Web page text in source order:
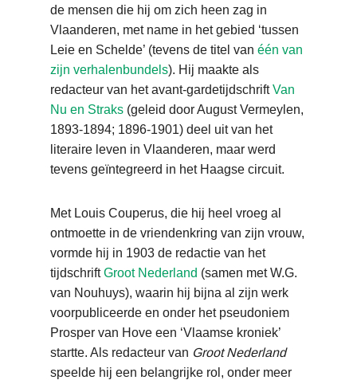
de mensen die hij om zich heen zag in
Vlaanderen, met name in het gebied ‘tussen
Leie en Schelde’ (tevens de titel van één van
zijn verhalenbundels). Hij maakte als
redacteur van het avant-gardetijdschriftVan
Nu en Straks (geleid door August Vermeylen,
1893-1894; 1896-1901) deel uit van het
literaire leven in Vlaanderen, maar werd
tevens geïntegreerd in het Haagse circuit.
Met Louis Couperus, die hij heel vroeg al
ontmoette in de vriendenkring van zijn vrouw,
vormde hij in 1903 de redactie van het
tijdschriftGroot Nederland (samen met W.G.
van Nouhuys), waarin hij bijna al zijn werk
voorpubliceerde en onder het pseudoniem
Prosper van Hove een ‘Vlaamse kroniek’
startte. Als redacteur van Groot Nederland
speelde hij een belangrijke rol, onder meer